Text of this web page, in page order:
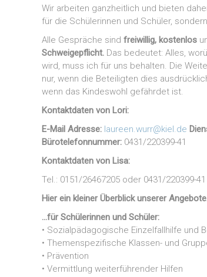
Wir arbeiten ganzheitlich und bieten
für die Schülerinnen und Schüler,
Alle Gespräche sind freiwillig, kostenlos
Schweigepflicht. Das bedeutet: Alles,
wird, muss ich für uns behalten. Die
nur, wenn die Beteiligten dies
wenn das Kindeswohl gefährdet ist.
Kontaktdaten von Lori:
E-Mail Adresse: laureen.wurr@kiel.de
Bürotelefonnummer: 0431/220399-41
Kontaktdaten von Lisa:
Tel.: 0151/26467205 oder 0431/220399-41
Hier ein kleiner Überblick unserer
…für Schülerinnen und Schüler:
• Sozialpädagogische Einzelfallhilfe und
• Themenspezifische Klassen- und
• Prävention
• Vermittlung weiterführender Hilfen